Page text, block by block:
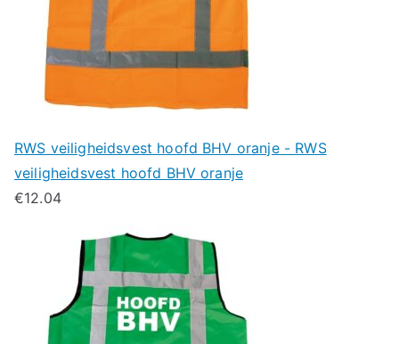
RWS veiligheidsvest hoofd BHV oranje - RWS
veiligheidsvest hoofd BHV oranje
€12.04